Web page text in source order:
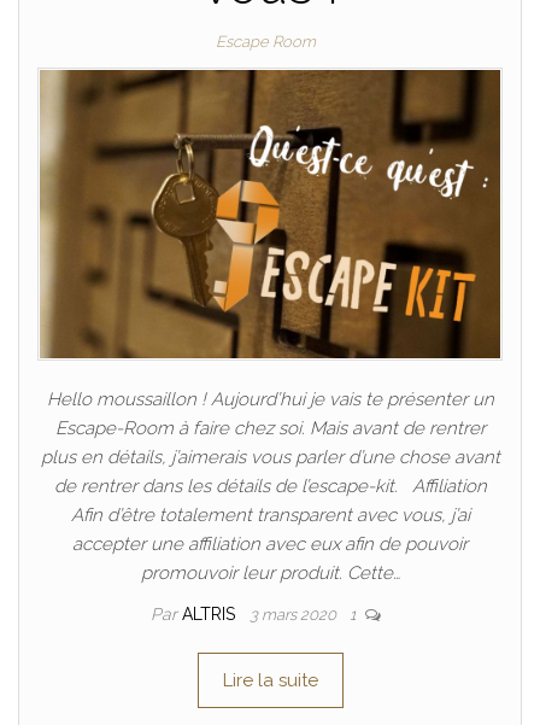
Escape Room
Hello moussaillon ! Aujourd’hui je vais te présenter un
Escape-Room à faire chez soi. Mais avant de rentrer
plus en détails, j’aimerais vous parler d’une chose avant
de rentrer dans les détails de l’escape-kit. Affiliation
Afin d’être totalement transparent avec vous, j’ai
accepter une affiliation avec eux afin de pouvoir
promouvoir leur produit. Cette…
ParALTRIS 3 mars 2020 1
Lire la suite